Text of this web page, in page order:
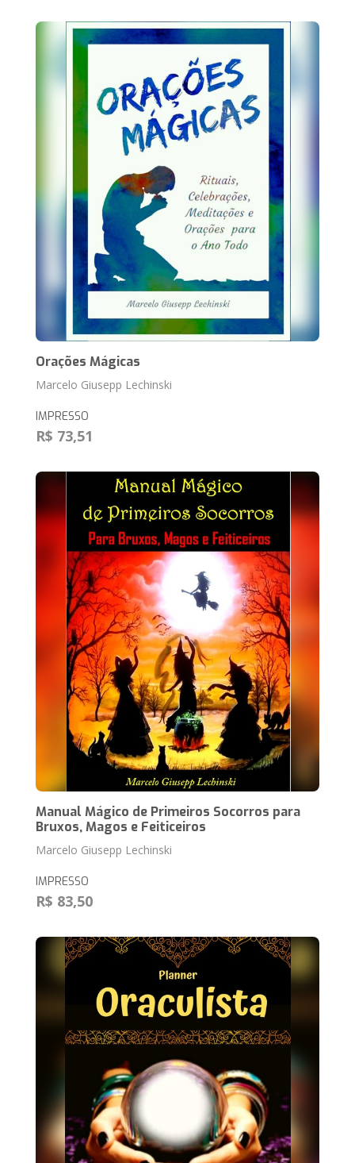
Orações Mágicas
Marcelo Giusepp Lechinski
IMPRESSO
R$ 73,51
Manual Mágico de Primeiros Socorros para
Bruxos, Magos e Feiticeiros
Marcelo Giusepp Lechinski
IMPRESSO
R$ 83,50